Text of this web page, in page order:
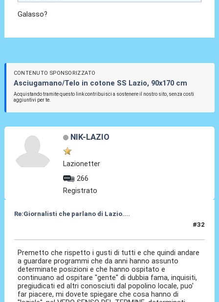
Galasso?
CONTENUTO SPONSORIZZATO
Asciugamano/Telo in cotone SS Lazio, 90x170 cm
Acquistando tramite questo link contribuisci a sostenere il nostro sito, senza costi
aggiuntivi per te.
NIK-LAZIO
Lazionetter
266
Registrato
Re:Giornalisti che parlano di Lazio....
#32
Premetto che rispetto i gusti di tutti e che quindi andare
a guardare programmi che da anni hanno assunto
determinate posizioni e che hanno ospitato e
continuano ad ospitare "gente" di dubbia fama, inquisiti,
pregiudicati ed altri conosciuti dal popolino locale, puo'
far piacere, mi dovete spiegare che cosa hanno di